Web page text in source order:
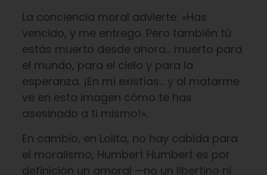
La conciencia moral advierte: «Has
vencido, y me entrego. Pero también tú
estás muerto desde ahora… muerto para
el mundo, para el cielo y para la
esperanza. ¡En mí existías… y al matarme
ve en esta imagen cómo te has
asesinado a ti mismo!».
En cambio, en Lolita, no hay cabida para
el moralismo, Humbert Humbert es por
definición un amoral —no un libertino ni